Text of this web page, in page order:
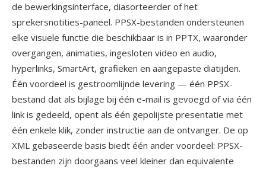
de bewerkingsinterface, diasorteerder of het
sprekersnotities-paneel. PPSX-bestanden ondersteunen
elke visuele functie die beschikbaar is in PPTX, waaronder
overgangen, animaties, ingesloten video en audio,
hyperlinks, SmartArt, grafieken en aangepaste diatijden.
Één voordeel is gestroomlijnde levering — één PPSX-
bestand dat als bijlage bij één e-mail is gevoegd of via één
link is gedeeld, opent als één gepolijste presentatie met
één enkele klik, zonder instructie aan de ontvanger. De op
XML gebaseerde basis biedt één ander voordeel: PPSX-
bestanden zijn doorgaans veel kleiner dan equivalente